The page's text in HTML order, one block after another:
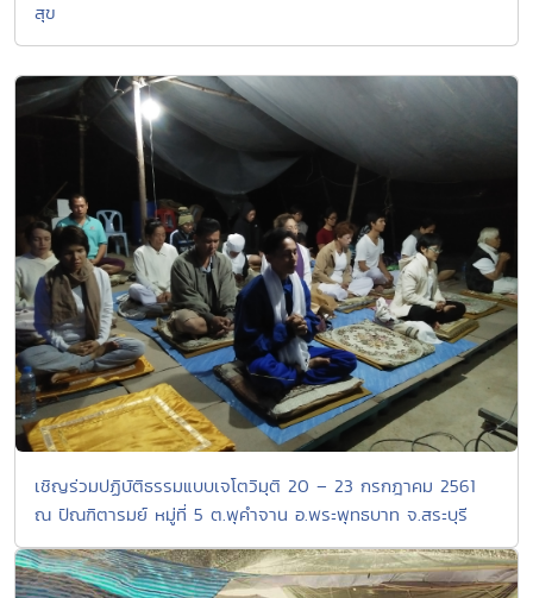
สุข
เชิญร่วมปฏิบัติธรรมแบบเจโตวิมุติ 20 – 23 กรกฎาคม 2561
ณ ปัณฑิตารมย์ หมู่ที่ 5 ต.พุคำจาน อ.พระพุทธบาท จ.สระบุรี